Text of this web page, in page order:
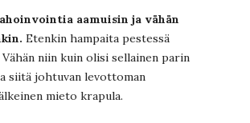
aamuisin ja vähän
Etenkin hampaita pestessä
niin kuin olisi sellainen parin
siitä johtuvan levottoman
mieto krapula.